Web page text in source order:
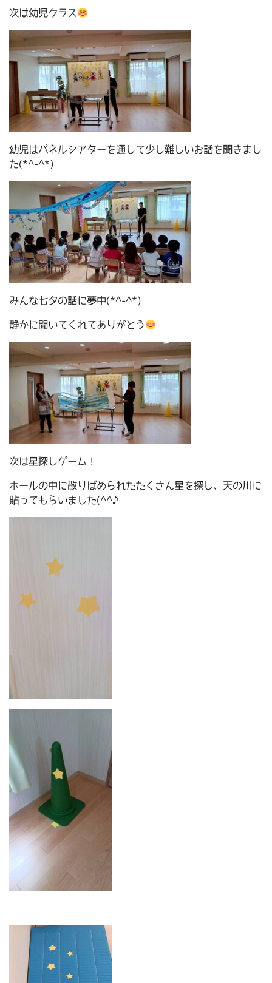
次は幼児クラス
幼児はパネルシアターを通して少し難しいお話を聞きまし
た(*^-^*)
みんな七夕の話に夢中(*^-^*)
静かに聞いてくれてありがとう
次は星探しゲーム！
ホールの中に散りばめられたたくさん星を探し、天の川に
貼ってもらいました(^^♪